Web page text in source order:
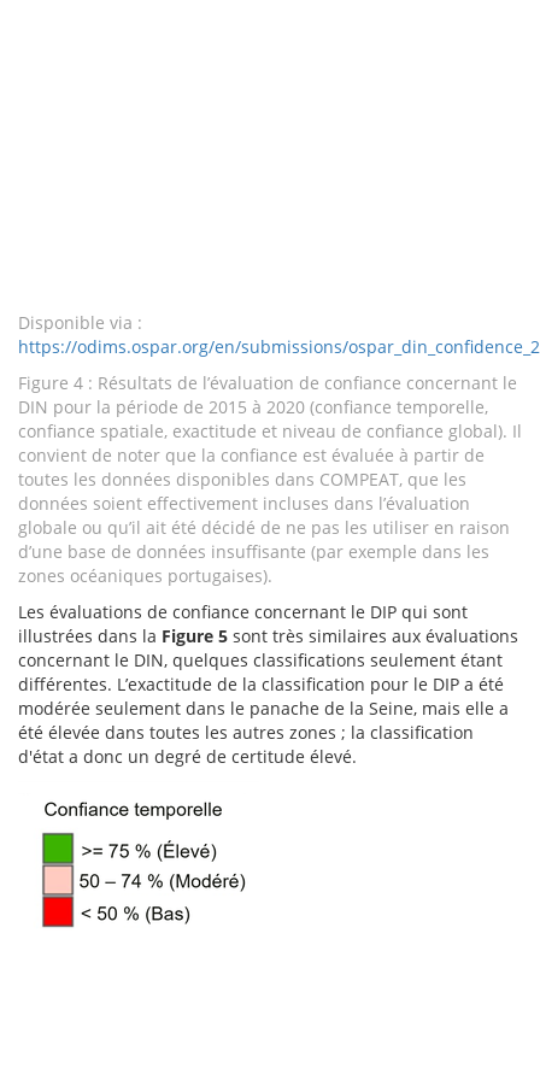
Disponible via :
https://odims.ospar.org/en/submissions/
Figure 4 : Résultats de l’évaluation de confiance concernant le
DIN pour la période de 2015 à 2020 (confiance temporelle,
confiance spatiale, exactitude et niveau de confiance global). Il
convient de noter que la confiance est évaluée à partir de
toutes les données disponibles dans COMPEAT, que les
données soient effectivement incluses dans l’évaluation
globale ou qu’il ait été décidé de ne pas les utiliser en raison
d’une base de données insuffisante (par exemple dans les
zones océaniques portugaises).
Les évaluations de confiance concernant le DIP qui sont
illustrées dans la Figure 5 sont très similaires aux évaluations
concernant le DIN, quelques classifications seulement étant
différentes. L’exactitude de la classification pour le DIP a été
modérée seulement dans le panache de la Seine, mais elle a
été élevée dans toutes les autres zones ; la classification
d'état a donc un degré de certitude élevé.